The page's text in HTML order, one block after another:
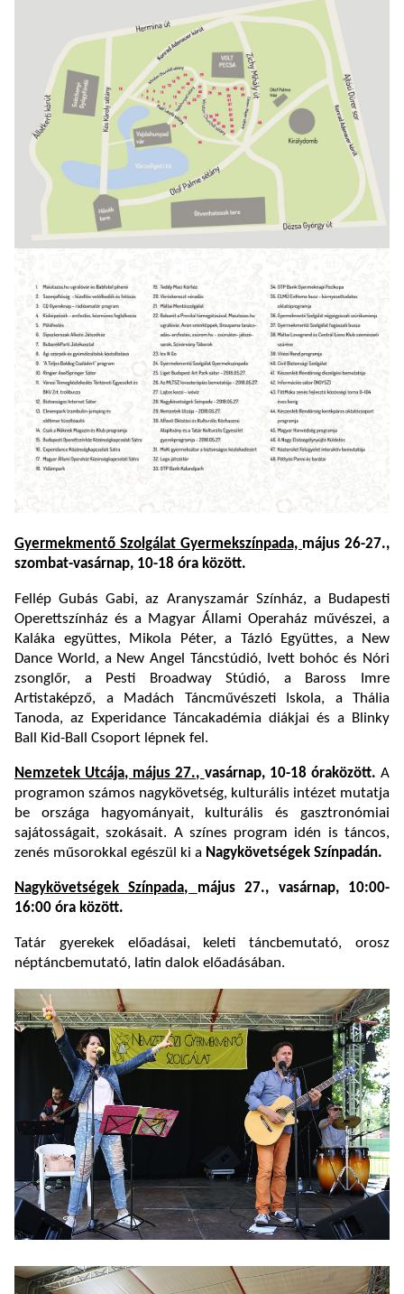
Gyermekmentő Szolgálat Gyermekszínpada, május 26-27.,
szombat-vasárnap, 10-18 óra között.
Fellép Gubás Gabi, az Aranyszamár Színház, a Budapesti
Operettszínház és a Magyar Állami Operaház művészei, a
Kaláka együttes, Mikola Péter, a Tázló Együttes, a New
Dance World, a New Angel Táncstúdió, Ivett bohóc és Nóri
zsonglőr, a Pesti Broadway Stúdió, a Baross Imre
Artistaképző, a Madách Táncművészeti Iskola, a Thália
Tanoda, az Experidance Táncakadémia diákjai és a Blinky
Ball Kid-Ball Csoport lépnek fel.
Nemzetek Utcája, május 27., vasárnap, 10-18 óraközött. A
programon számos nagykövetség, kulturális intézet mutatja
be országa hagyományait, kulturális és gasztronómiai
sajátosságait, szokásait. A színes program idén is táncos,
zenés műsorokkal egészül ki a Nagykövetségek Színpadán.
Nagykövetségek Színpada, május 27., vasárnap, 10:00-
16:00 óra között.
Tatár gyerekek előadásai, keleti táncbemutató, orosz
néptáncbemutató, latin dalok előadásában.